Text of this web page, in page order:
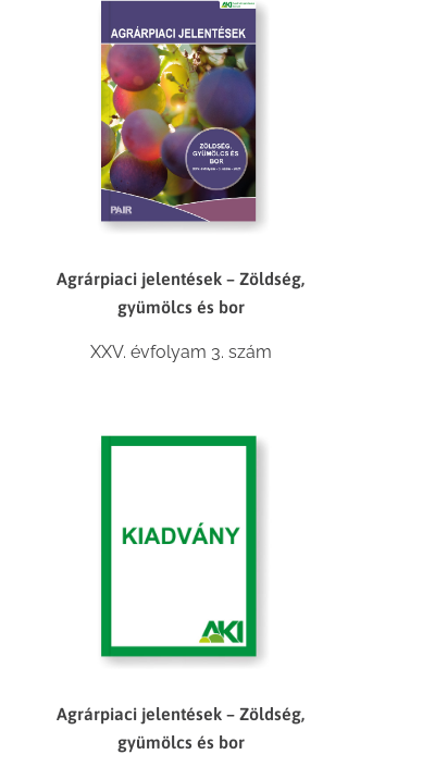
Agrárpiaci jelentések – Zöldség,
gyümölcs és bor
XXV. évfolyam 3. szám
Agrárpiaci jelentések – Zöldség,
gyümölcs és bor